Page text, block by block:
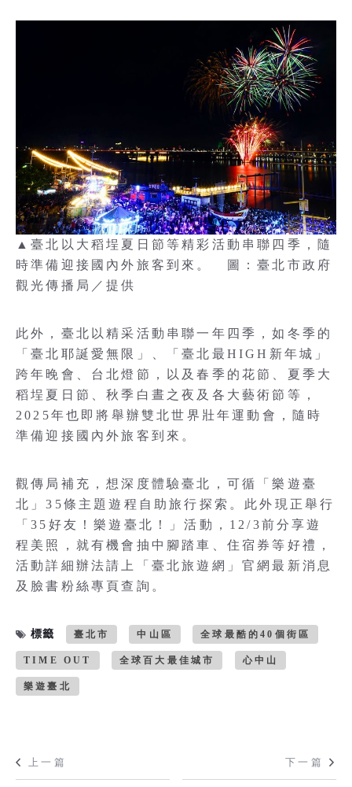
▲臺北以大稻埕夏日節等精彩活動串聯四季，隨
時準備迎接國內外旅客到來。 圖：臺北市政府
觀光傳播局／提供
此外，臺北以精采活動串聯一年四季，如冬季的
「臺北耶誕愛無限」、「臺北最HIGH新年城」
跨年晚會、台北燈節，以及春季的花節、夏季大
稻埕夏日節、秋季白晝之夜及各大藝術節等，
2025年也即將舉辦雙北世界壯年運動會，隨時
準備迎接國內外旅客到來。
觀傳局補充，想深度體驗臺北，可循「樂遊臺
北」35條主題遊程自助旅行探索。此外現正舉行
「35好友！樂遊臺北！」活動，12/3前分享遊
程美照，就有機會抽中腳踏車、住宿券等好禮，
活動詳細辦法請上「臺北旅遊網」官網最新消息
及臉書粉絲專頁查詢。
標籤 臺北市 中山區 全球最酷的40個街區
TIME OUT 全球百大最佳城市 心中山
樂遊臺北
上一篇 下一篇